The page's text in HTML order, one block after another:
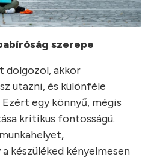
szerepe
dolgozol, akkor
utazni, és különféle
egy könnyű, mégis
kritikus fontosságú.
készüléked kényelmesen